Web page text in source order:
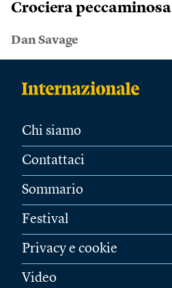
Crociera peccaminosa
Dan Savage
Chi siamo
Contattaci
Sommario
Festival
Privacy e cookie
Video